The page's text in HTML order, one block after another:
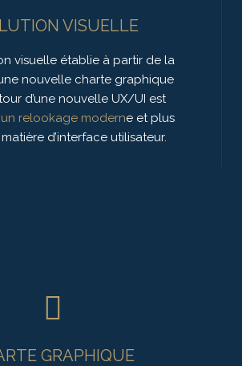
VISUELLE
visuelle établie à partir de la
nouvelle charte graphique
d’une nouvelle UX/UI est
relookage moderne et plus
d’interface utilisateur.
GRAPHIQUE